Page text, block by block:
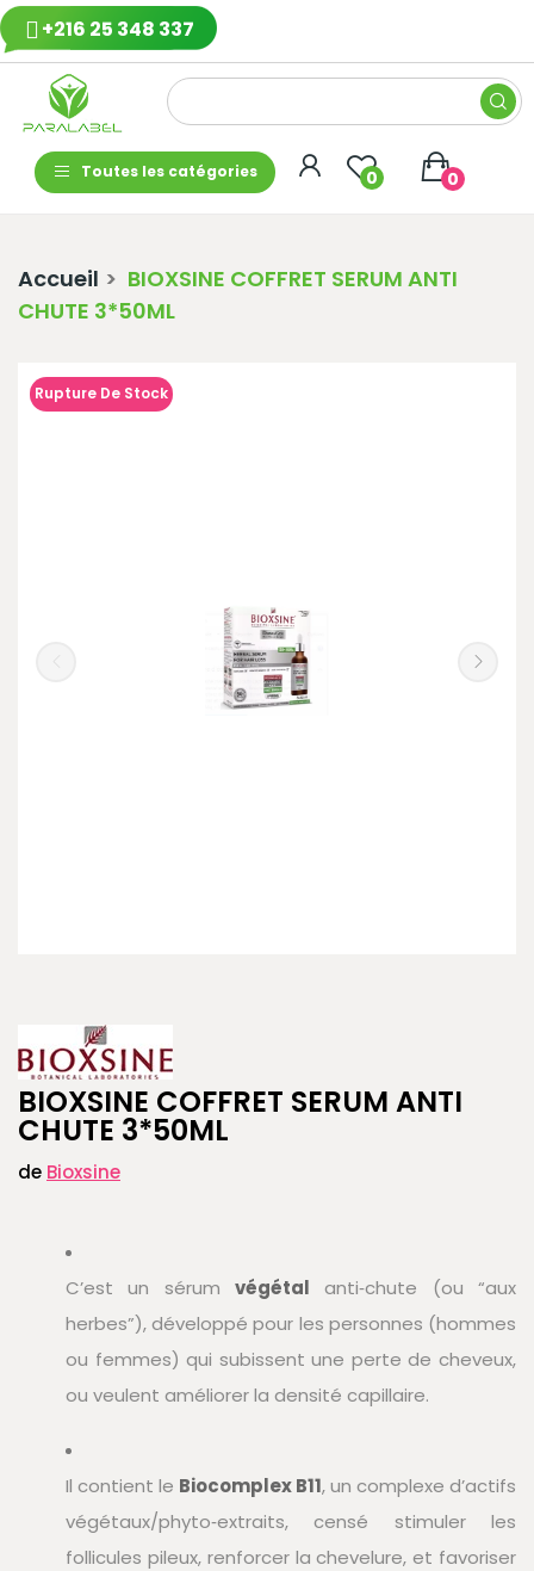
+216 25 348 337
Toutes les catégories 0 0
Accueil
BIOXSINE COFFRET SERUM ANTI
CHUTE 3*50ML
Rupture De Stock
BIOXSINE COFFRET SERUM ANTI
CHUTE 3*50ML
de Bioxsine
C’est un sérum végétal anti‑chute (ou “aux
herbes”), développé pour les personnes (hommes
ou femmes) qui subissent une perte de cheveux,
ou veulent améliorer la densité capillaire.
Il contient le Biocomplex B11, un complexe d’actifs
végétaux/phyto‑extraits, censé stimuler les
follicules pileux, renforcer la chevelure, et favoriser